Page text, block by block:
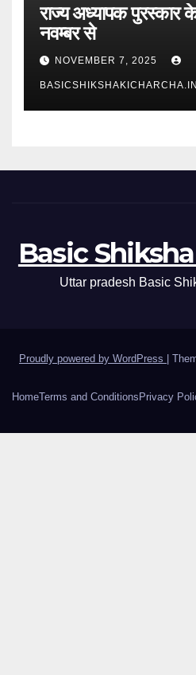
राज्य अध्यापक पुरस्कार
नवम्बर से
NOVEMBER 7, 2025
Basic
Uttar pradesh Basic
Proudly powered by WordPress
HomeTerms and Conditions Privacy